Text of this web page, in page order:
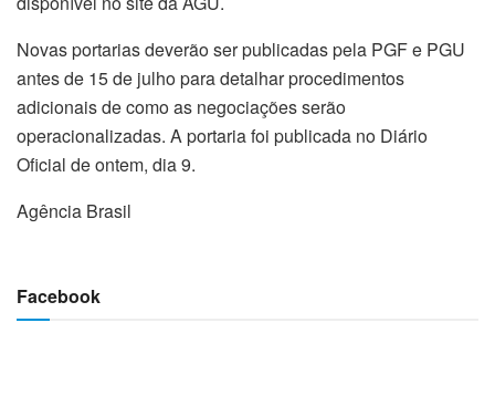
Novas portarias deverão ser publicadas pela PGF e PGU
antes de 15 de julho para detalhar procedimentos
adicionais de como as negociações serão
operacionalizadas. A portaria foi publicada no Diário
Oficial de ontem, dia 9.
Agência Brasil
Facebook